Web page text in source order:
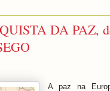
DA PAZ,
A paz na